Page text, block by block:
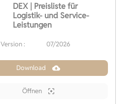
DEX | Preisliste für
Logistik- und Service-
Leistungen
Version : 07/2026
Download
Öffnen